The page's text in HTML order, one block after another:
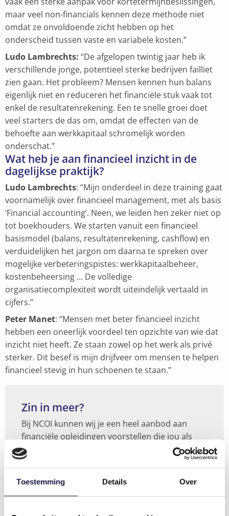
Toestemming Details Over
maar veel non-financials kennen deze methode niet
omdat ze onvoldoende zicht hebben op het
onderscheid tussen vaste en variabele kosten.”
Ludo Lambrechts: “De afgelopen twintig jaar heb ik
verschillende jonge, potentieel sterke bedrijven failliet
zien gaan. Het probleem? Mensen kennen hun balans
eigenlijk niet en reduceren het financiële stuk vaak tot
enkel de resultatenrekening. Een te snelle groei doet
veel starters de das om, omdat de effecten van de
behoefte aan werkkapitaal schromelijk worden
onderschat.”
Wat heb je aan financieel inzicht in de
dagelijkse praktijk?
Ludo Lambrechts: “Mijn onderdeel in deze training gaat
voornamelijk over financieel management, met als basis
‘Financial accounting’. Neen, we leiden hen zeker niet op
tot boekhouders. We starten vanuit een financieel
basismodel (balans, resultatenrekening, cashflow) en
verduidelijken het jargon om daarna te spreken over
mogelijke verbeteringspistes: werkkapitaalbeheer,
kostenbeheersing … De volledige
organisatiecomplexiteit wordt uiteindelijk vertaald in
cijfers.”
Peter Manet: “Mensen met beter financieel inzicht
hebben een oneerlijk voordeel ten opzichte van wie dat
inzicht niet heeft. Ze staan zowel op het werk als privé
sterker. Dit besef is mijn drijfveer om mensen te helpen
financieel stevig in hun schoenen te staan.”
Zin in meer?
Bij NCOI kunnen wij je een heel aanbod aan
financiële opleidingen voorstellen die jou als
leidinggevende kunnen helpen bij het
verruimen van jouw financieel inzicht.
Ontdek ze hier:
Financieel management voor niet-financiële